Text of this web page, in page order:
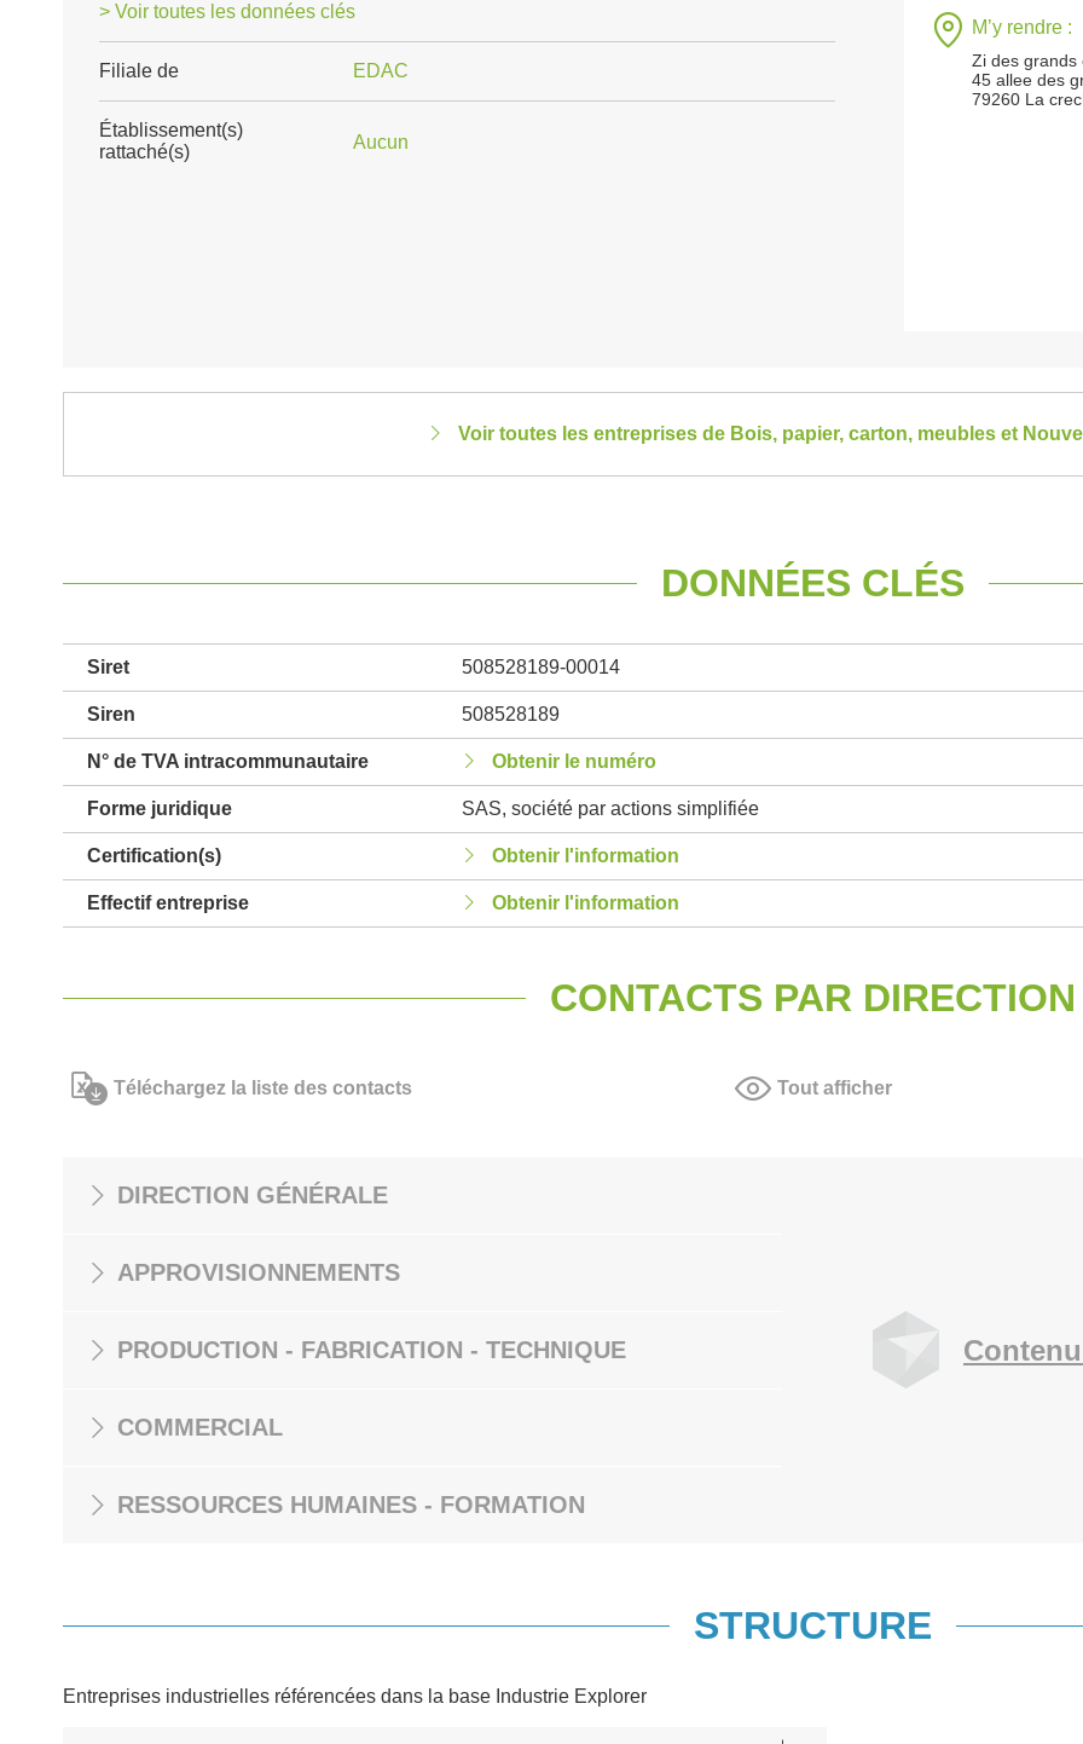
> Voir toutes les données clés
Filiale de EDAC
Établissement(s)
rattaché(s)
Aucun
M’y rendre :
Zi des grands
45 allee des
79260 La
Voir toutes les entreprises de Bois, papier, carton, meubles et
DONNÉES CLÉS
Siret 508528189-00014
Siren 508528189
N° de TVA intracommunautaire Obtenir le numéro
Forme juridique SAS, société par actions simplifiée
Certification(s) Obtenir l'information
Effectif entreprise Obtenir l'information
CONTACTS PAR DIRECTION
Téléchargez la liste des contacts Tout afficher
DIRECTION GÉNÉRALE
APPROVISIONNEMENTS
PRODUCTION - FABRICATION - TECHNIQUE
COMMERCIAL
RESSOURCES HUMAINES - FORMATION
STRUCTURE
Entreprises industrielles référencées dans la base Industrie Explorer